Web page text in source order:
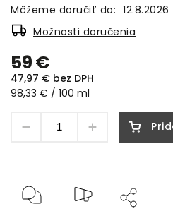
59 €
47,97 € bez DPH
98,33 € / 100 ml
Môžeme doručiť do: 12.8.2026
Možnosti doručenia